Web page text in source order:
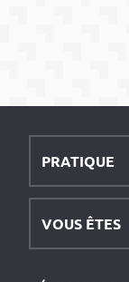
PRATIQUE
VOUS ÊTES